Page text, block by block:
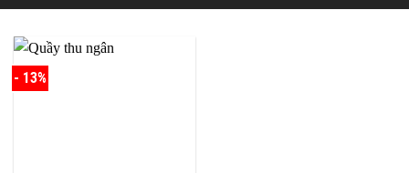
- 13%